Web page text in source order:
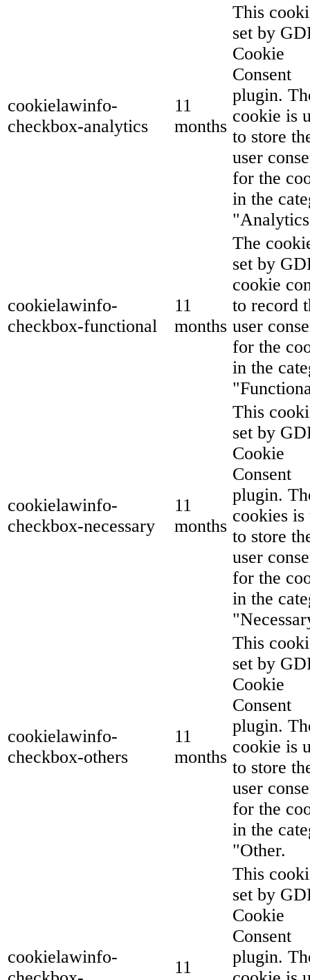
cookielawinfo-
checkbox-analytics
11
months
This
set by
Cookie
Consent
plugin.
cookie is
to store
user
for the
in the
cookielawinfo-
checkbox-functional
11
months
The
set by
cookie
to record
user
for the
in the
cookielawinfo-
checkbox-necessary
11
months
This
set by
Cookie
Consent
plugin.
cookies is
to store
user
for the
in the
cookielawinfo-
checkbox-others
11
months
This
set by
Cookie
Consent
plugin.
cookie is
to store
user
for the
in the
"Other.
cookielawinfo-
11
This
set by
Cookie
Consent
plugin.